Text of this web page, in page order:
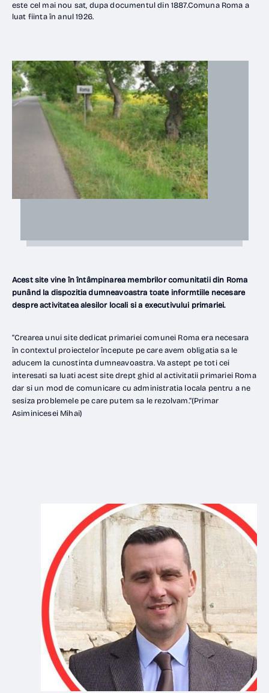
este cel mai nou sat, dupa documentul din 1887.Comuna Roma a
luat fiinta în anul 1926.
Acest site vine în întâmpinarea membrilor comunitatii din Roma
punând la dispozitia dumneavoastra toate informtiile necesare
despre activitatea alesilor locali si a executivului primariei.
“Crearea unui site dedicat primariei comunei Roma era necesara
în contextul proiectelor începute pe care avem obligatia sa le
aducem la cunostinta dumneavoastra. Va astept pe toti cei
interesati sa luati acest site drept ghid al activitatii primariei Roma
dar si un mod de comunicare cu administratia locala pentru a ne
sesiza problemele pe care putem sa le rezolvam.”(Primar
Asiminicesei Mihai)